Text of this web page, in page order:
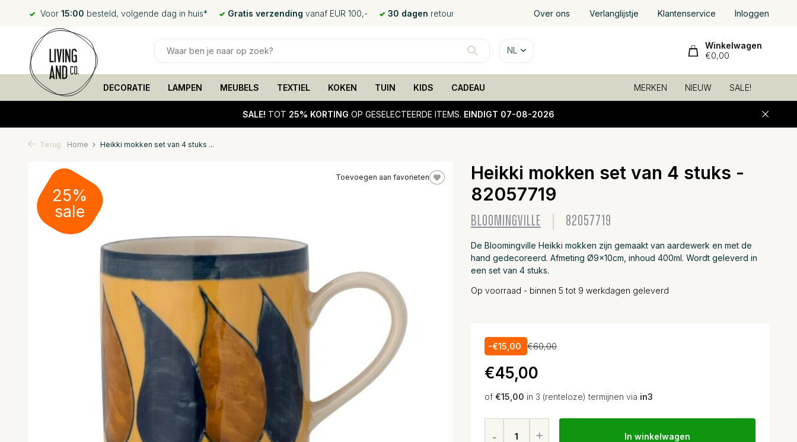
Voor 15:00 besteld, volgende dag in huis* Gratis verzending vanaf EUR 100,- 30 dagen retour Over ons Verlanglijstje Klantenservice Inloggen
NL
Winkelwagen
€0,00
DECORATIE LAMPEN MEUBELS TEXTIEL KOKEN TUIN KIDS CADEAU MERKEN NIEUW SALE!
SALE! TOT 25% KORTING OP GESELECTEERDE ITEMS. EINDIGT 07-08-2026
Terug Home Heikki mokken set van 4 stuks ...
Toevoegen aan favorieten
25%
sale
25%
sale
Heikki mokken set van 4 stuks -
82057719
BLOOMINGVILLE 82057719
De Bloomingville Heikki mokken zijn gemaakt van aardewerk en met de
hand gedecoreerd. Afmeting Ø9x10cm, inhoud 400ml. Wordt geleverd in
een set van 4 stuks.
Op voorraad - binnen 5 tot 9 werkdagen geleverd
-€15,00 €60,00
€45,00
of €15,00 in 3 (renteloze) termijnen via in3
In winkelwagen